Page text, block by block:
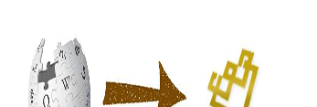
أربعة مؤلفات هي: الحكم، الأدلة، تنظيم
التغذية، ورسالته في جروح الرأس.
ويعود له الفضل بأنه حرر الطب من
الدين والفلسفة.